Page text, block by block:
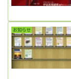
お知らせ